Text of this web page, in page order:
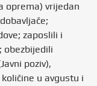
oprema) vrijedan
zaposlili i
obezbijedili
poziv),
u avgustu i